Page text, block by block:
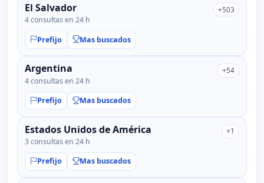
El Salvador
4 consultas en 24 h
+503
Prefijo Mas buscados
Argentina
4 consultas en 24 h
+54
Prefijo Mas buscados
Estados Unidos de América
3 consultas en 24 h
+1
Prefijo Mas buscados